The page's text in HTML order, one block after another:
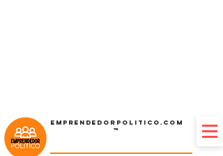
Emprendedorpolitico.com
™